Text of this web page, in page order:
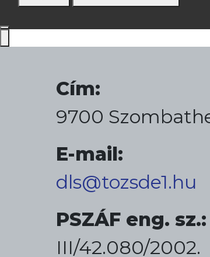
Cím:
9700
E-mail:
dls@tozsde1.hu
PSZÁF eng. sz.:
III/42.080/2002.